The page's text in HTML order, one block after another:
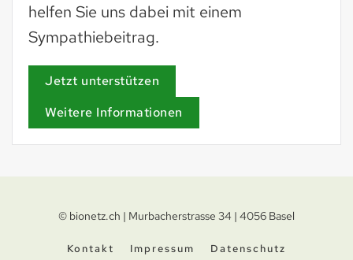
helfen Sie uns dabei mit einem
Sympathiebeitrag.
Jetzt unterstützen
Weitere Informationen
© bionetz.ch | Murbacherstrasse 34 | 4056 Basel
Kontakt Impressum Datenschutz